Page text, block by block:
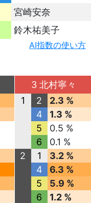
宮崎安奈
鈴木祐美子
AI指数の使い方
3 北村寧々
1
2
2.3 %
4
1.3 %
5
0.5 %
6
0.1 %
2
1
3.2 %
4
6.3 %
5
5.9 %
6
1.2 %